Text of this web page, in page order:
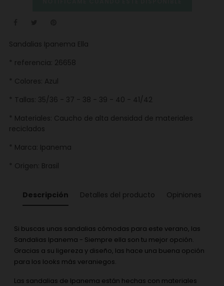
Sandalias Ipanema Ella
* referencia: 26658
* Colores: Azul
* Tallas: 35/36 - 37 - 38 - 39 - 40 - 41/42
* Materiales: Caucho de alta densidad de materiales
reciclados
* Marca: Ipanema
* Origen: Brasil
Descripción Detalles del producto Opiniones
Si buscas unas sandalias cómodas para este verano, las
Sandalias Ipanema - Siempre ella son tu mejor opción.
Gracias a su ligereza y diseño, las hace una buena opción
para los looks más veraniegos.
Las sandalias de Ipanema están hechas con materiales